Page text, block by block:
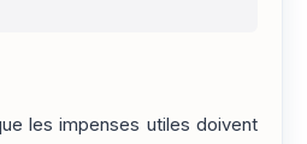
les impenses utiles doivent